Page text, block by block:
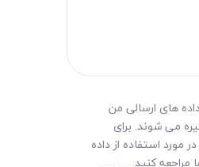
های ارسالی من
می شوند. برای
مورد استفاده از داده
مراجعه کنید